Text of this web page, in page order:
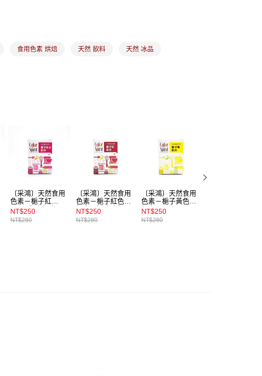
食用色素 烘焙 天然 飲料 天然 冰品
〔采鴻〕天然食用
色素－梔子紅
（A）色素粉末
NT$250
NT$280
〔采鴻〕天然食用
色素－梔子紅色素
粉末（近玫瑰紅
色）
NT$250
NT$280
〔采鴻〕天然食用
色素－梔子黃色素
粉末
NT$250
NT$280